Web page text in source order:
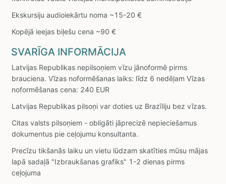
Ekskursiju audioiekārtu noma ~15-20 €
Kopējā ieejas biļešu cena ~90 €
SVARĪGA INFORMĀCIJA
Latvijas Republikas nepilsoņiem vīzu jānoformē pirms
brauciena. Vīzas noformēšanas laiks: līdz 6 nedēļam Vīzas
noformēšanas cena: 240 EUR
Latvijas Republikas pilsoņi var doties uz Brazīliju bez vīzas.
Citas valsts pilsoņiem - obligāti jāprecizē nepieciešamus
dokumentus pie ceļojumu konsultanta.
Precīzu tikšanās laiku un vietu lūdzam skatīties mūsu mājas
lapā sadaļā "Izbraukšanas grafiks" 1-2 dienas pirms
ceļojuma